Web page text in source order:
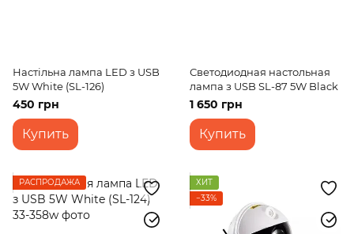
Настільна лампа LED з USB
5W White (SL-126)
450 грн
Купить
Светодиодная настольная
лампа з USB SL-87 5W Black
1 650 грн
Купить
РАСПРОДАЖА
ХИТ
−33%